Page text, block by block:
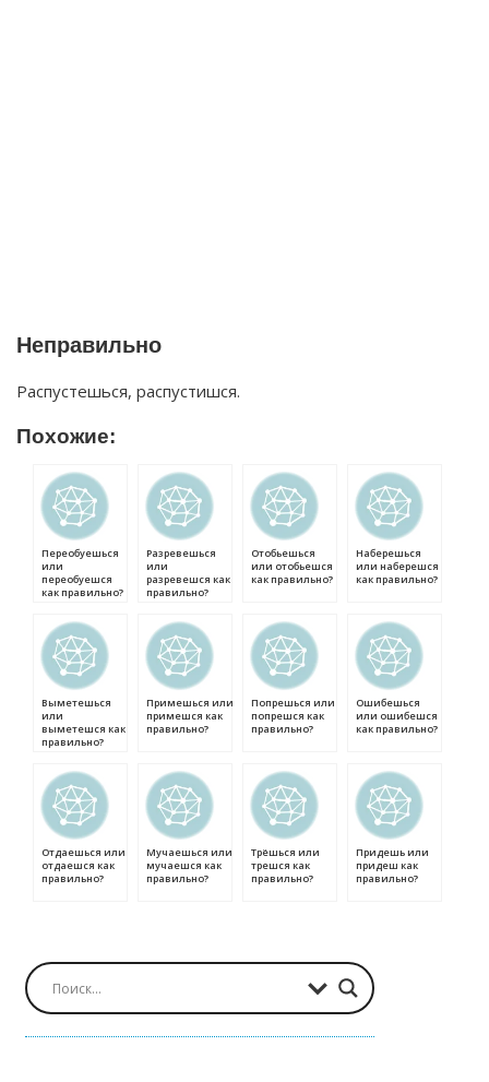
Неправильно
Распустешься, распустишся.
Похожие:
Переобуешься
или
переобуешся
как правильно?
Разревешься
или
разревешся как
правильно?
Отобьешься
или отобьешся
как правильно?
Наберешься
или наберешся
как правильно?
Выметешься
или
выметешся как
правильно?
Примешься или
примешся как
правильно?
Попрешься или
попрешся как
правильно?
Ошибешься
или ошибешся
как правильно?
Отдаешься или
отдаешся как
правильно?
Мучаешься или
мучаешся как
правильно?
Трёшься или
трешся как
правильно?
Придешь или
придеш как
правильно?